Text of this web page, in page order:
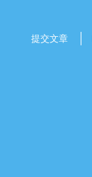
提交文章